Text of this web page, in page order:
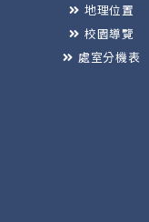
地理位置
校園導覽
處室分機表